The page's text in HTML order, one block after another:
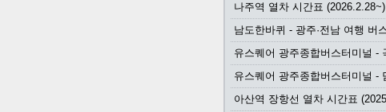
나주역 열차 시간표 (2026.2.28~)